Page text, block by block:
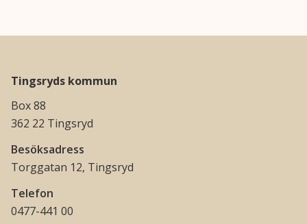
Tingsryds kommun
Box 88
362 22 Tingsryd
Besöksadress
Torggatan 12, Tingsryd
Telefon
0477-441 00